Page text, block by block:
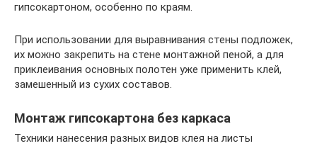
гипсокартоном, особенно по краям.
При использовании для выравнивания стены подложек,
их можно закрепить на стене монтажной пеной, а для
приклеивания основных полотен уже применить клей,
замешенный из сухих составов.
Монтаж гипсокартона без каркаса
Техники нанесения разных видов клея на листы